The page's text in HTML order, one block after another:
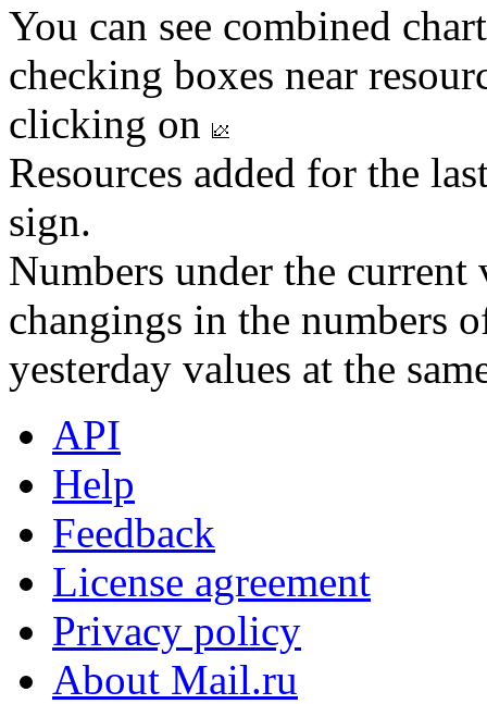
You can see combined
checking boxes near
clicking on
Resources added for the
sign.
Numbers under the
changings in the numbers
yesterday values at the
API
Help
Feedback
License agreement
Privacy policy
About Mail.ru